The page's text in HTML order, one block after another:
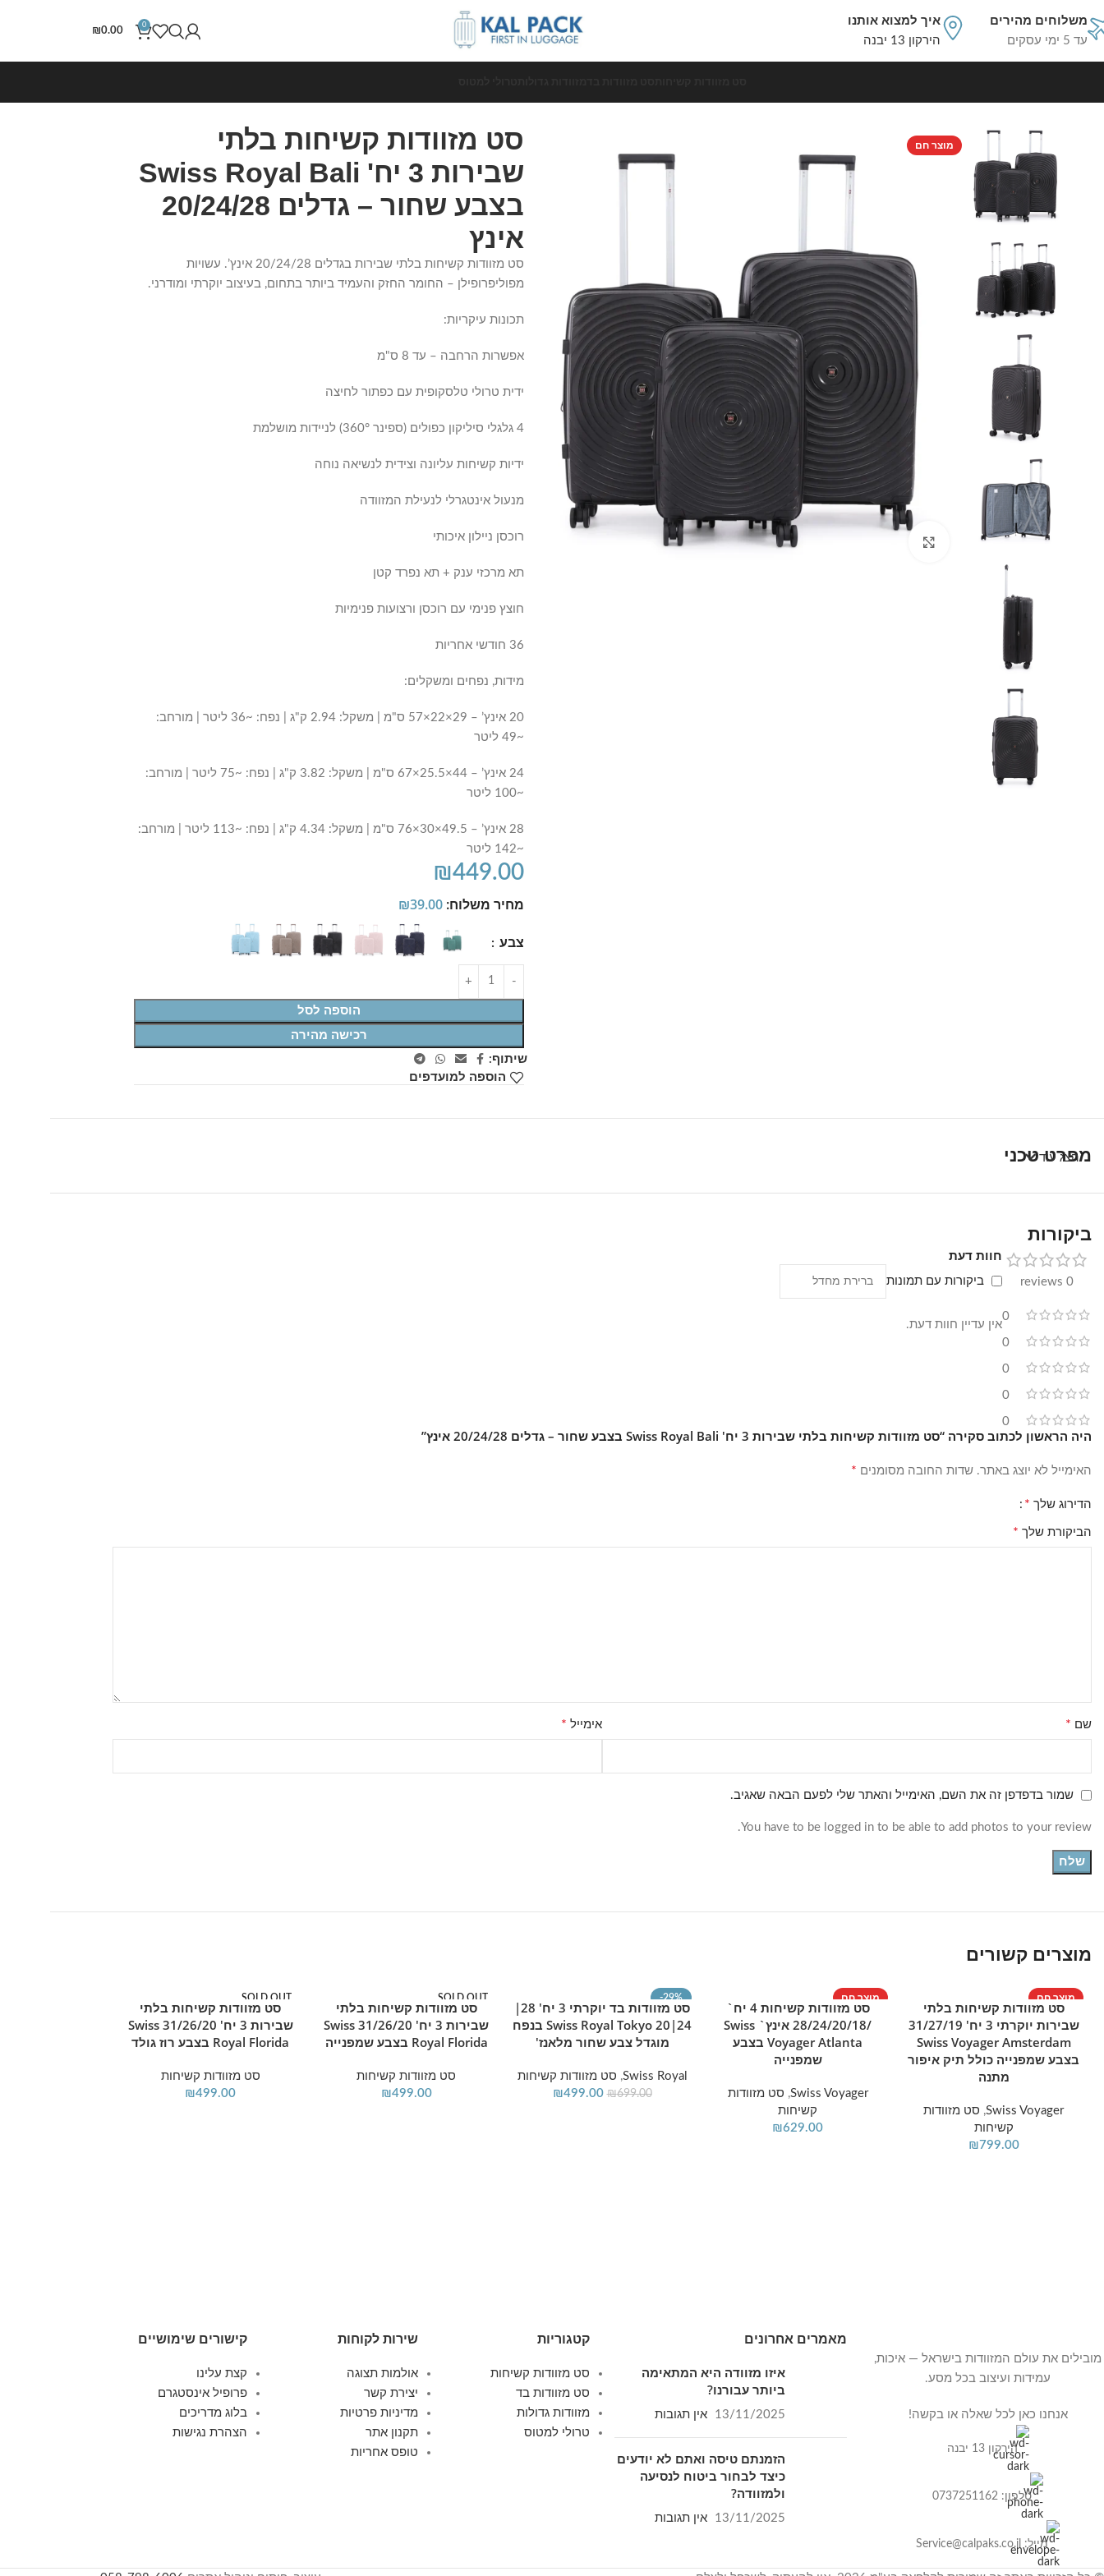
משלוחים מהירים
עד 5 ימי עסקים
איך למצוא אותנו
הירקון 13 יבנה
0
₪0.00
מוצר חם
סט מזוודות קשיחות בלתי
שבירות 3 יח' Swiss Royal Bali
בצבע שחור – גדלים 20/24/28
אינץ
סט מזוודות קשיחות בלתי שבירות בגדלים 20/24/28 אינץ’. עשויות
מפוליפרופילן – החומר החזק והעמיד ביותר בתחום, בעיצוב יוקרתי ומודרני.
תכונות עיקריות:
אפשרות הרחבה – עד 8 ס"מ
ידית טרולי טלסקופית עם כפתור לחיצה
4 גלגלי סיליקון כפולים (ספינר 360°) לניידות מושלמת
ידיות קשיחות עליונה וצידית לנשיאה נוחה
מנעול אינטגרלי לנעילת המזוודה
רוכסן ניילון איכותי
תא מרכזי ענק + תא נפרד קטן
חוצץ פנימי עם רוכסן ורצועות פנימיות
36 חודשי אחריות
מידות, נפחים ומשקלים:
20 אינץ’ – 29×22×57 ס"מ | משקל: 2.94 ק"ג | נפח: ~36 ליטר | מורחב:
~49 ליטר
24 אינץ’ – 44×25.5×67 ס"מ | משקל: 3.82 ק"ג | נפח: ~75 ליטר | מורחב:
~100 ליטר
28 אינץ’ – 49.5×30×76 ס"מ | משקל: 4.34 ק"ג | נפח: ~113 ליטר | מורחב:
~142 ליטר
₪449.00
מחיר משלוח: ₪39.00
צבע
הוספה לסל
רכישה מהירה
שיתוף:
הוספה למועדפים
מפרט טכני
הצג עוד
ביקורות
0 reviews
0
0
0
0
0
חוות דעת
ביקורות עם תמונות
אין עדיין חוות דעת.
היה הראשון לכתוב סקירה “סט מזוודות קשיחות בלתי שבירות 3 יח' Swiss Royal Bali בצבע שחור – גדלים 20/24/28 אינץ”
האימייל לא יוצג באתר. שדות החובה מסומנים *
הדירוג שלך *
הביקורת שלך *
שם * אימייל *
שמור בדפדפן זה את השם, האימייל והאתר שלי לפעם הבאה שאגיב.
You have to be logged in to be able to add photos to your review.
מוצרים קשורים
מוצר חם
הוספה לסל
סט מזוודות קשיחות בלתי
שבירות יוקרתי 3 יח' 31/27/19
Swiss Voyager Amsterdam
בצבע שמפנייה כולל תיק איפור
מתנה
Swiss Voyager
, סט מזוודות
קשיחות
₪799.00
מוצר חם
הוספה לסל
סט מזוודות קשיחות 4 יח`
/28/24/20/18 אינץ` Swiss
Voyager Atlanta בצבע
שמפנייה
Swiss Voyager
, סט מזוודות
קשיחות
₪629.00
-29%
הוספה לסל
סט מזוודות בד יוקרתי 3 יח' 28|
24|20 Swiss Royal Tokyo בנפח
מוגדל צבע שחור מלאנז'
Swiss Royal
, סט מזוודות קשיחות
₪699.00
₪499.00
SOLD OUT
מידע נוסף
סט מזוודות קשיחות בלתי
שבירות 3 יח' 31/26/20 Swiss
Royal Florida בצבע שמפנייה
סט מזוודות קשיחות
₪499.00
SOLD OUT
מידע נוסף
סט מזוודות קשיחות בלתי
שבירות 3 יח' 31/26/20 Swiss
Royal Florida בצבע רוז גולד
סט מזוודות קשיחות
₪499.00
מובילים את עולם המזוודות בישראל — איכות,
עמידות ועיצוב בכל מסע.
אנחנו כאן לכל שאלה או בקשה!
הירקון 13 יבנה
טלפון: 0737251162
מייל: Service@calpaks.co.il
מאמרים אחרונים
איזו מזוודה היא המתאימה
ביותר עבורנו?
13/11/2025 אין תגובות
הזמנתם טיסה ואתם לא יודעים
כיצד לבחור ביטוח לנסיעה
ולמזוודה?
13/11/2025 אין תגובות
קטגוריות
סט מזוודות קשיחות
סט מזוודות בד
מזוודות גדולות
טרולי למטוס
שירות לקוחות
אולמות תצוגה
יצירת קשר
מדיניות פרטיות
תקנון אתר
טופס אחריות
קישורים שימושיים
קצת עלינו
פרופיל אינסטגרם
בלוג מדריכים
הצהרת נגישות